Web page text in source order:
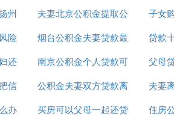
州
夫妻北京公积金提取公
积金贷款
子女
险
烟台公积金夫妻贷款最
高额度
贷款
还
南京公积金个人贷款可
以贷多少年
父母
女
信
掉
公积金夫妻双方贷款离
婚怎么办
夫妻
征
办 买房可以父母一起还贷 住房